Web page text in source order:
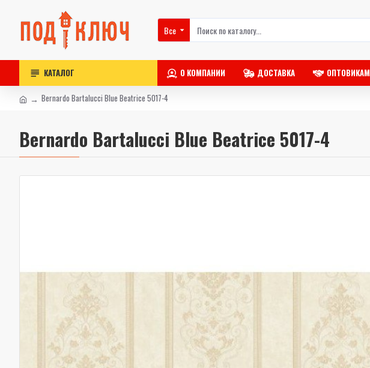
Все
КАТАЛОГ О КОМПАНИИ ДОСТАВКА ОПТОВИКАМ
Bernardo Bartalucci Blue Beatrice 5017-4
Bernardo Bartalucci Blue Beatrice 5017-4